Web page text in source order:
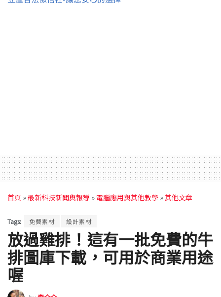
首頁 »最新科技新聞與報導 » 電腦應用與其他教學 »其他文章
Tags: 免費素材 設計素材
放過雞排！這有一批免費的牛
排圖庫下載，可用於商業用途
喔